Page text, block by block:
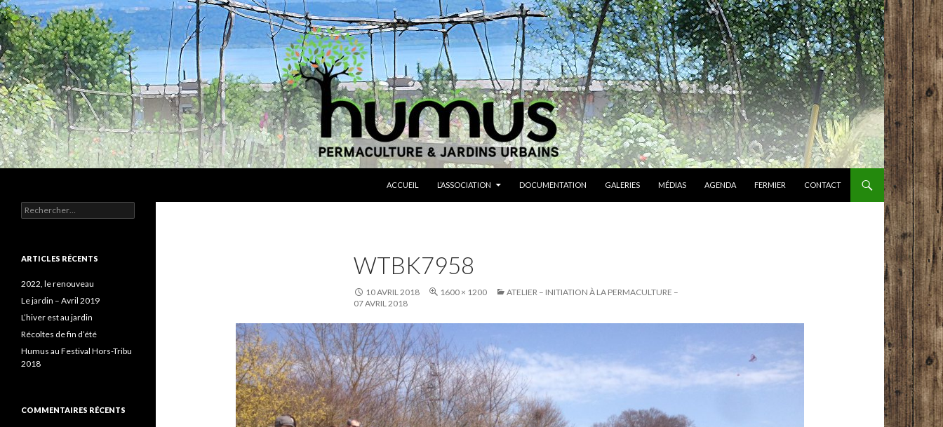
ACCUEIL
L’ASSOCIATION DOCUMENTATION GALERIES MÉDIAS AGENDA FERMIER CONTACT
WTBK7958
10 AVRIL 2018 1600 × 1200
ATELIER – INITIATION À LA PERMACULTURE –
07 AVRIL 2018
Association agroécologique
Rechercher :
ARTICLES RÉCENTS
2022, le renouveau
Le jardin – Avril 2019
L’hiver est au jardin
Récoltes de fin d’été
Humus au Festival Hors-Tribu
2018
COMMENTAIRES RÉCENTS